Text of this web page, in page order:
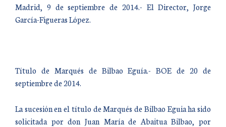
Madrid, 9 de septiembre de 2014.- El Director, Jorge
García-Figueras López.
Título de Marqués de Bilbao Eguía.- BOE de 20 de
septiembre de 2014.
La sucesión en el título de Marqués de Bilbao Eguia ha sido
solicitada por don Juan María de Abaitua Bilbao, por